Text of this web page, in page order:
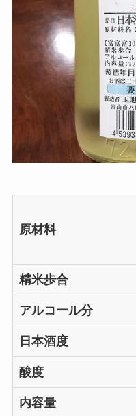
原材料
精米歩合
アルコール分
日本酒度
酸度
内容量